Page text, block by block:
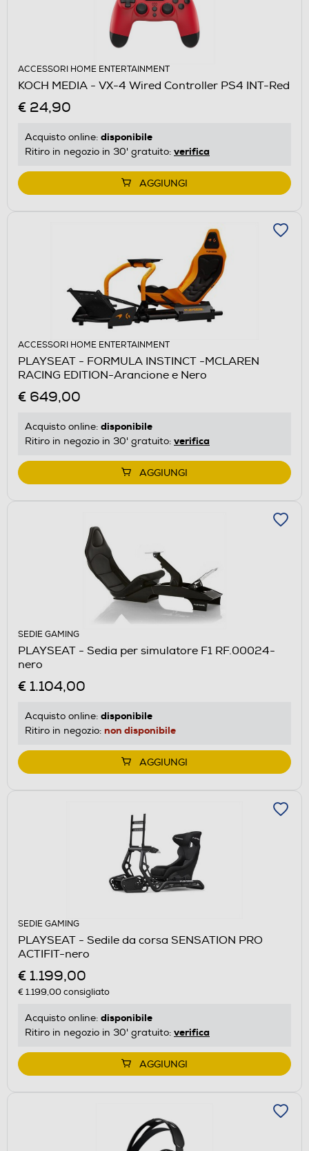
ACCESSORI HOME ENTERTAINMENT
KOCH MEDIA - VX-4 Wired Controller PS4 INT-Red
€ 24,90
Acquisto online: disponibile
Ritiro in negozio in 30' gratuito: verifica
AGGIUNGI
ACCESSORI HOME ENTERTAINMENT
PLAYSEAT - FORMULA INSTINCT -MCLAREN
RACING EDITION-Arancione e Nero
€ 649,00
Acquisto online: disponibile
Ritiro in negozio in 30' gratuito: verifica
AGGIUNGI
SEDIE GAMING
PLAYSEAT - Sedia per simulatore F1 RF.00024-
nero
€ 1.104,00
Acquisto online: disponibile
Ritiro in negozio: non disponibile
AGGIUNGI
SEDIE GAMING
PLAYSEAT - Sedile da corsa SENSATION PRO
ACTIFIT-nero
€ 1.199,00
€ 1.199,00consigliato
Acquisto online: disponibile
Ritiro in negozio in 30' gratuito: verifica
AGGIUNGI